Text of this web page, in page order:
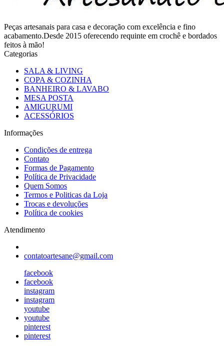
Peças artesanais para casa e decoração com excelência e fino
acabamento.Desde 2015 oferecendo requinte em crochê e bordados
feitos à mão!
Categorias
SALA & LIVING
COPA & COZINHA
BANHEIRO & LAVABO
MESA POSTA
AMIGURUMI
ACESSÓRIOS
Informações
Condições de entrega
Contato
Formas de Pagamento
Política de Privacidade
Quem Somos
Termos e Politicas da Loja
Trocas e devoluções
Política de cookies
Atendimento
contatoartesane@gmail.com
facebook
facebook
instagram
instagram
youtube
youtube
pinterest
pinterest